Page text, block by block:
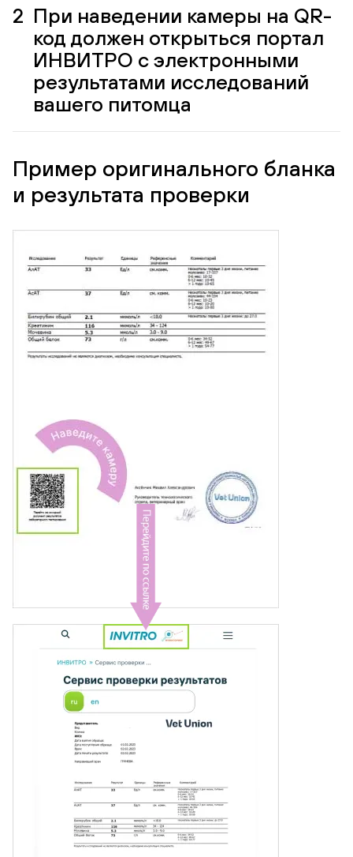
2 При наведении камеры на QR-
код должен открыться портал
ИНВИТРО с электронными
результатами исследований
вашего питомца
Пример оригинального бланка
и результата проверки